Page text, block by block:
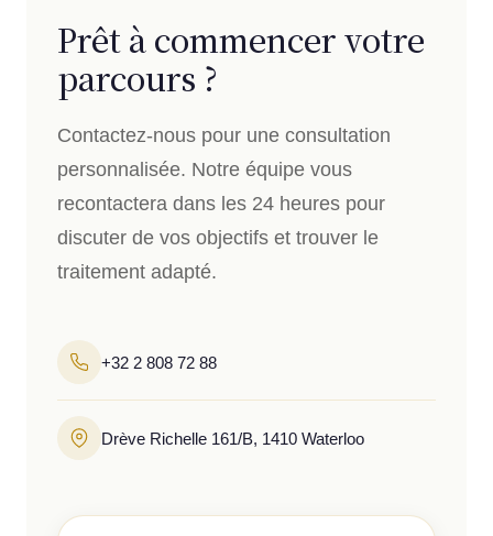
Prêt à commencer votre
parcours ?
Contactez-nous pour une consultation
personnalisée. Notre équipe vous
recontactera dans les 24 heures pour
discuter de vos objectifs et trouver le
traitement adapté.
+32 2 808 72 88
Drève Richelle 161/B, 1410 Waterloo